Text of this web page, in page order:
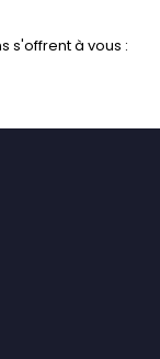
s'offrent à vous :